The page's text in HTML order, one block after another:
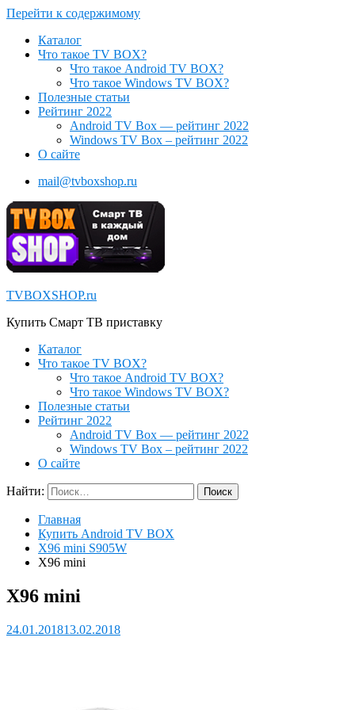
Перейти к содержимому
Каталог
Что такое TV BOX?
Что такое Android TV BOX?
Что такое Windows TV BOX?
Полезные статьи
Рейтинг 2022
Android TV Box — рейтинг 2022
Windows TV Box – рейтинг 2022
О сайте
mail@tvboxshop.ru
TVBOXSHOP.ru
Купить Смарт ТВ приставку
Каталог
Что такое TV BOX?
Что такое Android TV BOX?
Что такое Windows TV BOX?
Полезные статьи
Рейтинг 2022
Android TV Box — рейтинг 2022
Windows TV Box – рейтинг 2022
О сайте
Найти:
Главная
Купить Android TV BOX
X96 mini S905W
X96 mini
X96 mini
24.01.201813.02.2018